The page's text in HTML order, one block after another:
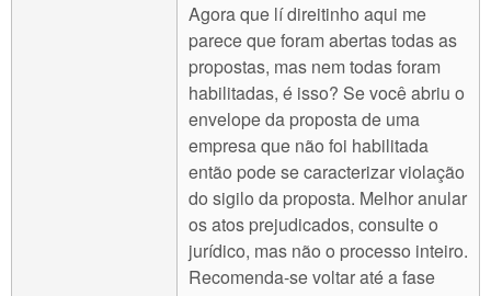
Agora que lí direitinho aqui me
parece que foram abertas todas as
propostas, mas nem todas foram
habilitadas, é isso? Se você abriu o
envelope da proposta de uma
empresa que não foi habilitada
então pode se caracterizar violação
do sigilo da proposta. Melhor anular
os atos prejudicados, consulte o
jurídico, mas não o processo inteiro.
Recomenda-se voltar até a fase